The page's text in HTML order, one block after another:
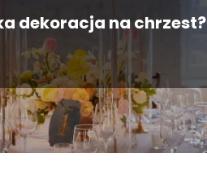
dekoracja na chrzest‍?